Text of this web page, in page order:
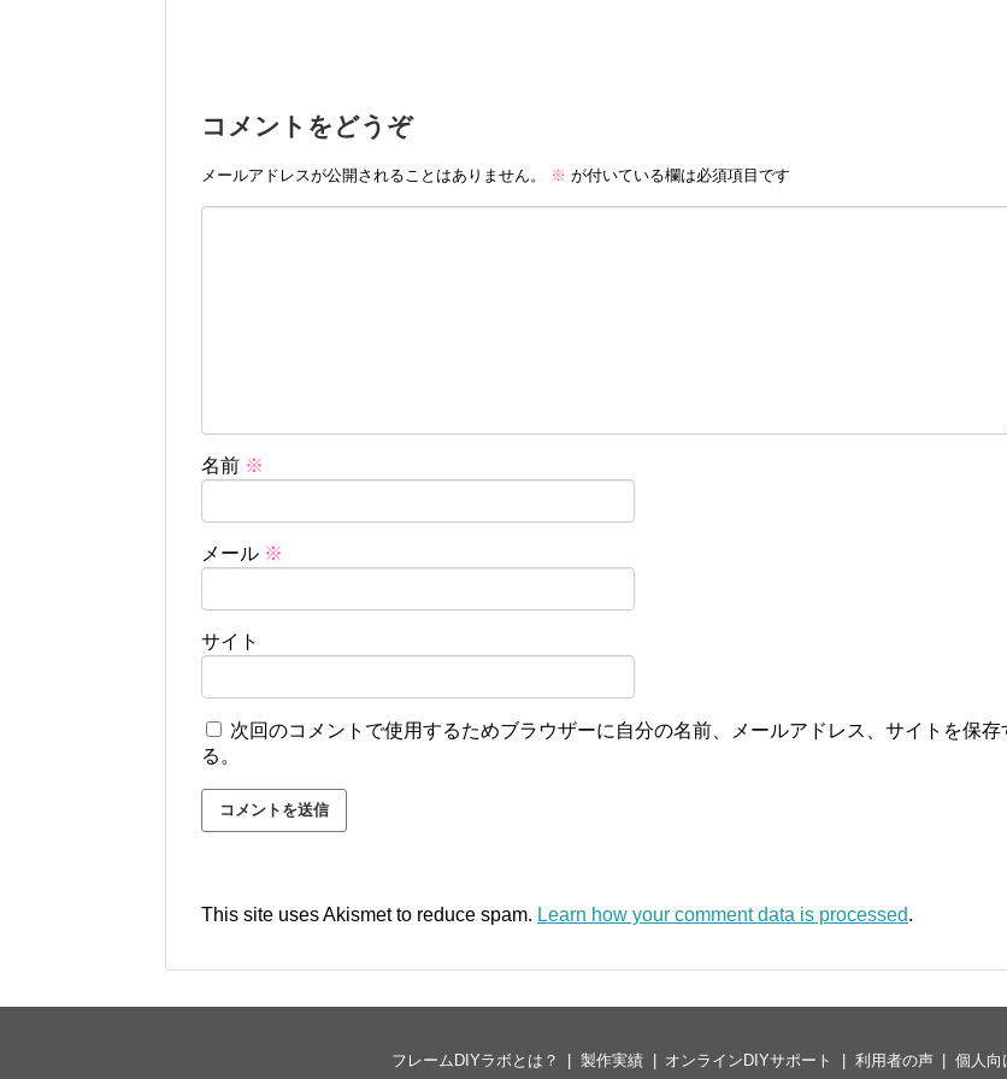
コメントをどうぞ
メールアドレスが公開されることはありません。 ※ が付いている欄は必須項目です
名前 ※
メール ※
サイト
次回のコメントで使用するためブラウザーに自分の名前、メールアドレス、サイトを保存
る。
This site uses Akismet to reduce spam. Learn how your comment data is processed.
フレームDIYラボとは？ 製作実績 オンラインDIYサポート 利用者の声 個人向